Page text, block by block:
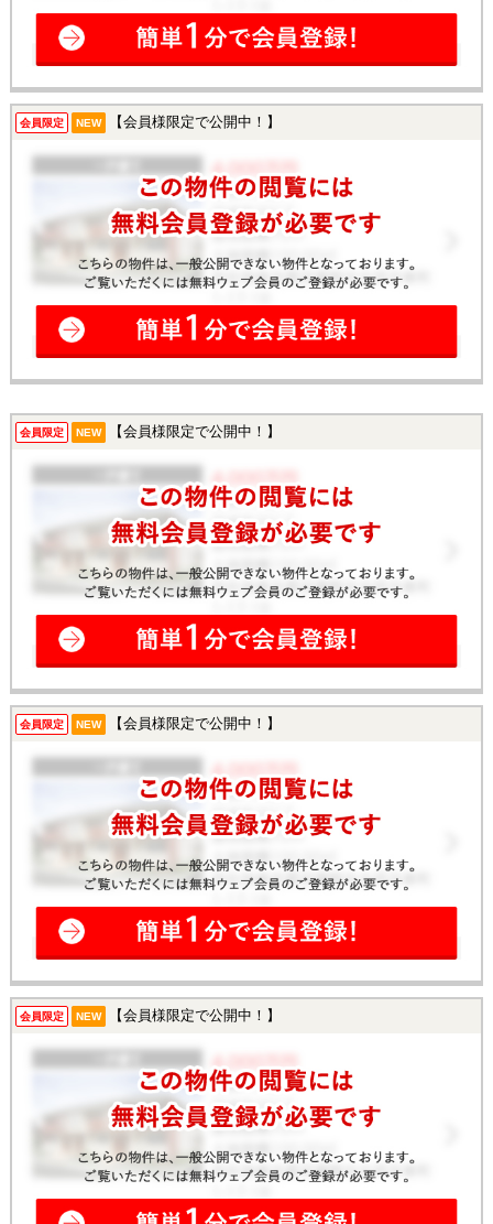
会員限定 NEW 【会員様限定で公開中！】
会員限定 NEW 【会員様限定で公開中！】
会員限定 NEW 【会員様限定で公開中！】
会員限定 NEW 【会員様限定で公開中！】